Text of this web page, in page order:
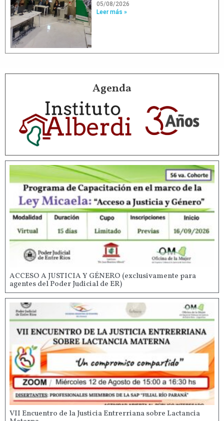
05/08/2026
Leer más »
Agenda
ACCESO A JUSTICIA Y GÉNERO (exclusivamente para
agentes del Poder Judicial de ER)
VII Encuentro de la Justicia Entrerriana sobre Lactancia